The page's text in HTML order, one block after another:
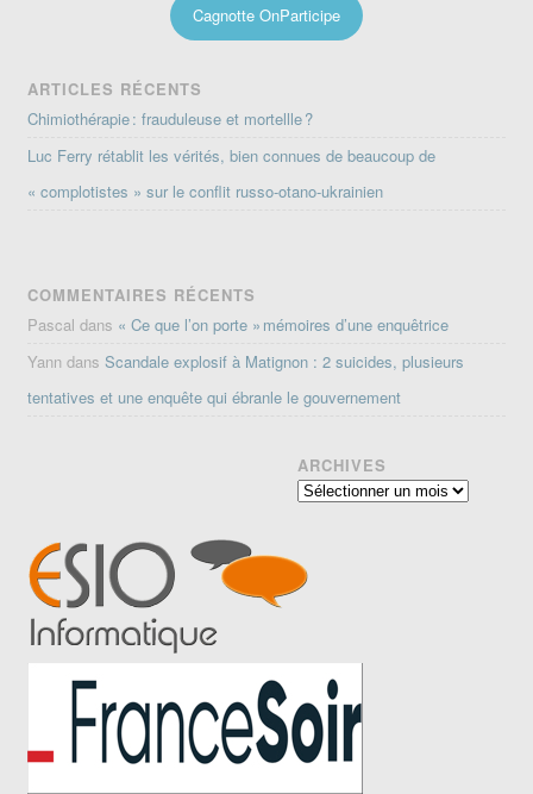
Cagnotte OnParticipe
ARTICLES RÉCENTS
Chimiothérapie : frauduleuse et mortellle ?
Luc Ferry rétablit les vérités, bien connues de beaucoup de
« complotistes » sur le conflit russo-otano-ukrainien
COMMENTAIRES RÉCENTS
Pascal dans « Ce que l’on porte » mémoires d’une enquêtrice
Yann dansScandale explosif à Matignon : 2 suicides, plusieurs
tentatives et une enquête qui ébranle le gouvernement
ARCHIVES
Archives